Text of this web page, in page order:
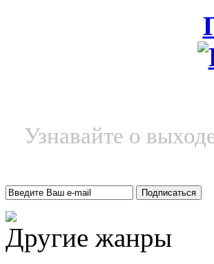
Узнавайте о
Другие жанры